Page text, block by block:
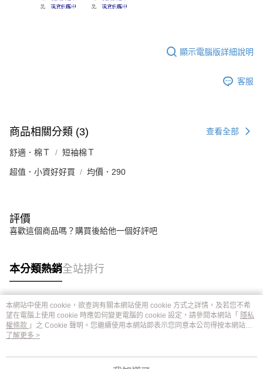
顯示電腦版詳細說明
客服
商品相關分類 (3) 查看全部
舒適．棉Ｔ 短袖棉Ｔ
超值．小資好好買 均價．290
評價
喜歡這個商品嗎？購買後給他一個好評吧
本分類熱銷全站排行
熱門標籤
本網站中使用 cookie，欲查詢有關本網站使用 cookie 方式之詳情，及若您不希
望在電腦上使用 cookie 時應如何變更電腦的 cookie 設定，請參閱本網站「 隱私
權條款 」之 Cookie 聲明。您繼續使用本網站即表示您同意本公司得按本網站使
用條款之 Cookie 聲明使用 cookie。
了解更多 >